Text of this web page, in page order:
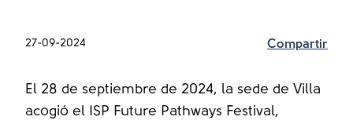
27-09-2024 Compartir
El 28 de septiembre de 2024, la sede de Villa
acogió el ISP Future Pathways Festival,